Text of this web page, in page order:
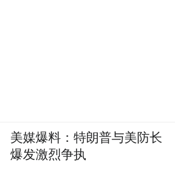
美媒爆料：特朗普与美防长
爆发激烈争执